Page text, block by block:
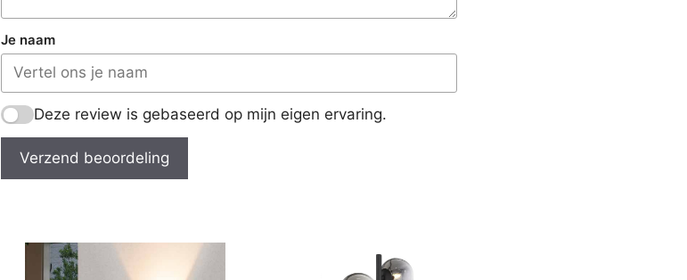
Je naam
Deze review is gebaseerd op mijn eigen ervaring.
Verzend beoordeling